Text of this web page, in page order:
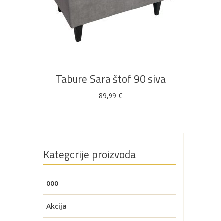
roba
DODAJ U KOŠARICU
Tabure Sara štof 90 siva
89,99 €
Kategorije proizvoda
000
Akcija